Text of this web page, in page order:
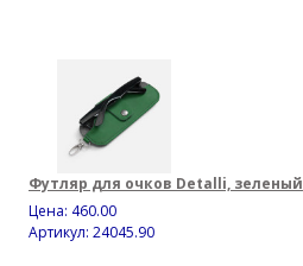
Футляр для очков Detalli, зеленый
Цена: 460.00
Артикул: 24045.90